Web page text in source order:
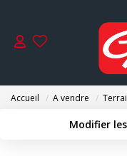
Accueil A vendre
Modifier